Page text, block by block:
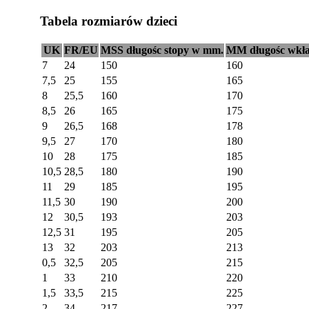
Tabela rozmiarów dzieci
UK FR/EU MSS długośc stopy w mm. MM długośc
7
24 150
160
7,5
25 155
165
8
25,5 160
170
8,5
26 165
175
9
26,5 168
178
9,5
27 170
180
10
28 175
185
10,5 28,5 180
190
11
29 185
195
11,5 30 190
200
12
30,5 193
203
12,5 31 195
205
13
32 203
213
0,5
32,5 205
215
1
33 210
220
1,5
33,5 215
225